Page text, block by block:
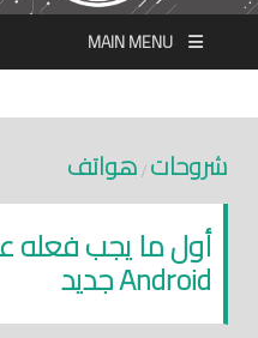
MAIN MENU
شروحات / هواتف
أول ما يجب فعله
Android جديد